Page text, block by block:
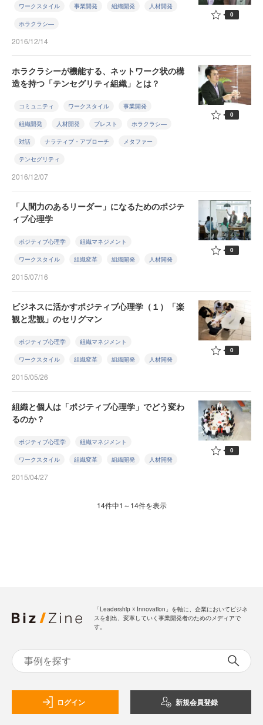
ワークスタイル 事業開発 組織開発 人材開発
ホラクラシ―
2016/12/14
0
ホラクラシーが機能する、ネットワーク状の構
造を持つ「テンセグリティ組織」とは？
コミュニティ ワークスタイル 事業開発
組織開発 人材開発 ブレスト ホラクラシ―
対話 ナラティブ・アプローチ メタファー
テンセグリティ
2016/12/07
0
「人間力のあるリーダー」になるためのポジテ
ィブ心理学
ポジティブ心理学 組織マネジメント
ワークスタイル 組織変革 組織開発 人材開発
2015/07/16
0
ビジネスに活かすポジティブ心理学（１）「楽
観と悲観」のセリグマン
ポジティブ心理学 組織マネジメント
ワークスタイル 組織変革 組織開発 人材開発
2015/05/26
0
組織と個人は「ポジティブ心理学」でどう変わ
るのか？
ポジティブ心理学 組織マネジメント
ワークスタイル 組織変革 組織開発 人材開発
2015/04/27
0
14件中1～14件を表示
「Leadership ☓ Innovation」を軸に、企業においてビジネ
スを創出、変革していく事業開発者のためのメディアで
す。
ログイン 新規会員登録